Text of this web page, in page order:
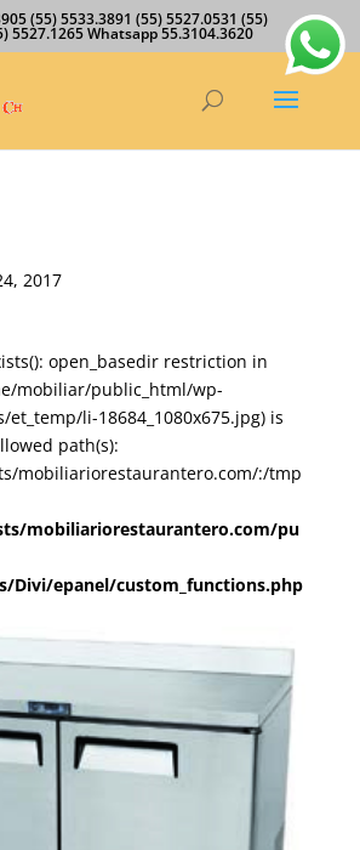
(55) 5533.3891 (55) 5527.0531 (55)
5527.1265 Whatsapp 55.3104.3620
2017
open_basedir restriction in
mobiliar/public_html/wp-
li-18684_1080x675.jpg) is
path(s):
mobiliariorestaurantero.com/:/tmp
mobiliariorestaurantero.com/pu
Divi/epanel/custom_functions.php